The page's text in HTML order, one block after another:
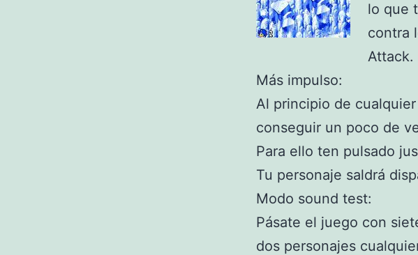
lo que
contra
Attack.
Más impulso:
Al principio de
conseguir un poco de
Para ello ten pulsado
Tu personaje saldrá
Modo sound test:
Pásate el juego con
dos personajes